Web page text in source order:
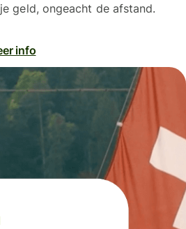
geld, ongeacht de afstand.
info